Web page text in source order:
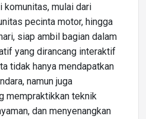
komunitas, mulai dari
pecinta motor, hingga
siap ambil bagian dalam
yang dirancang interaktif
tidak hanya mendapatkan
namun juga
mempraktikkan teknik
dan menyenangkan